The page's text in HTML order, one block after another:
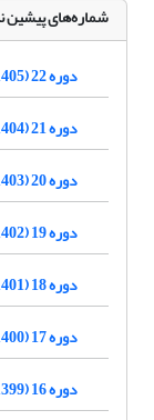
شماره‌های پیشین
دوره 22 (1405)
دوره 21 (1404)
دوره 20 (1403)
دوره 19 (1402)
دوره 18 (1401)
دوره 17 (1400)
دوره 16 (1399)